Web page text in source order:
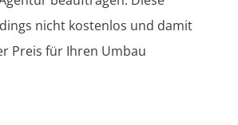
nicht kostenlos und damit
Preis für Ihren Umbau